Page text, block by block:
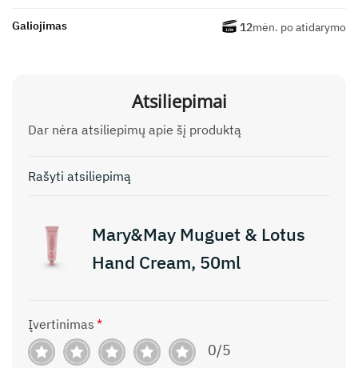
Galiojimas 12mėn. po atidarymo
Atsiliepimai
Dar nėra atsiliepimų apie šį produktą
Rašyti atsiliepimą
Mary&May Muguet & Lotus
Hand Cream, 50ml
Įvertinimas *
0/5